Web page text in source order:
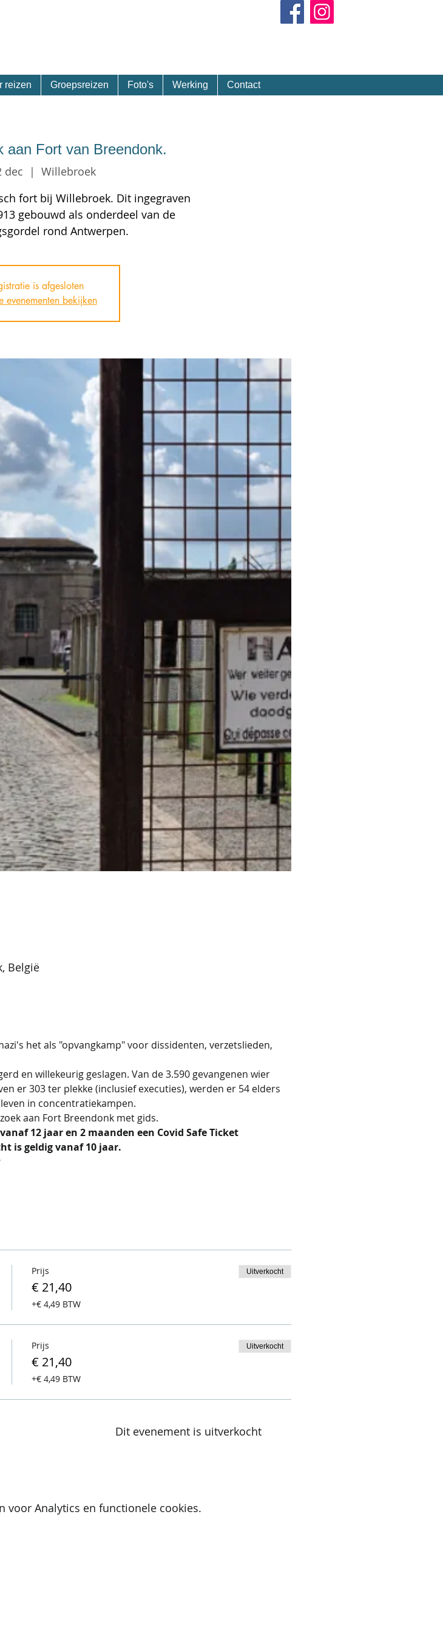
reizen Groepsreizen Foto's Werking Contact
aan Fort van Breendonk.
dec
  |
Willebroek
fort bij Willebroek. Dit ingegraven
gebouwd als onderdeel van de
rond Antwerpen.
is afgesloten
evenementen bekijken
België
het als "opvangkamp" voor dissidenten, verzetslieden,
en willekeurig geslagen. Van de 3.590 gevangenen wier
er 303 ter plekke (inclusief executies), werden er 54 elders
in concentratiekampen.
aan Fort Breendonk met gids.
12 jaar en 2 maanden een Covid Safe Ticket
is geldig vanaf 10 jaar.
Prijs
€ 21,40
+€ 4,49 BTW
Uitverkocht
Prijs
€ 21,40
+€ 4,49 BTW
Uitverkocht
Dit evenement is uitverkocht
voor Analytics en functionele cookies.